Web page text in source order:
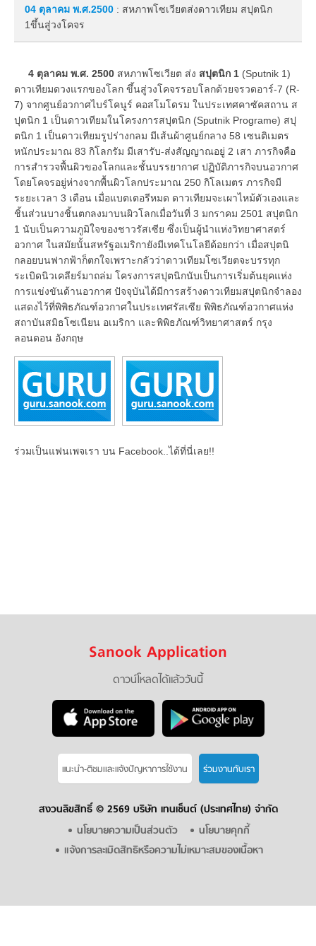
04 ตุลาคม พ.ศ.2500 : สหภาพโซเวียตส่งดาวเทียม สปุตนิก
1ขึ้นสู่วงโคจร
4 ตุลาคม พ.ศ. 2500 สหภาพโซเวียต ส่ง สปุตนิก 1 (Sputnik 1)
ดาวเทียมดวงแรกของโลก ขึ้นสู่วงโคจรรอบโลกด้วยจรวดอาร์-7 (R-
7) จากศูนย์อวกาศไบร์โคนูร์ คอสโมโดรม ในประเทศคาซัคสถาน ส
ปุตนิก 1 เป็นดาวเทียมในโครงการสปุตนิก (Sputnik Programe) สปุ
ตนิก 1 เป็นดาวเทียมรูปร่างกลม มีเส้นผ้าศูนย์กลาง 58 เซนติเมตร
หนักประมาณ 83 กิโลกรัม มีเสารับ-ส่งสัญญาณอยู่ 2 เสา ภารกิจคือ
การสำรวจพื้นผิวของโลกและชั้นบรรยากาศ ปฏิบัติภารกิจบนอวกาศ
โดยโคจรอยู่ห่างจากพื้นผิวโลกประมาณ 250 กิโลเมตร ภารกิจมี
ระยะเวลา 3 เดือน เมื่อแบตเตอรีหมด ดาวเทียมจะเผาไหม้ตัวเองและ
ชิ้นส่วนบางชิ้นตกลงมาบนผิวโลกเมื่อวันที่ 3 มกราคม 2501 สปุตนิก
1 นับเป็นความภูมิใจของชาวรัสเซีย ซึ่งเป็นผู้นำแห่งวิทยาศาสตร์
อวกาศ ในสมัยนั้นสหรัฐอเมริกายังมีเทคโนโลยีด้อยกว่า เมื่อสปุตนิ
กลอยบนฟากฟ้าก็ตกใจเพราะกลัวว่าดาวเทียมโซเวียตจะบรรทุก
ระเบิดนิวเคลียร์มาถล่ม โครงการสปุตนิกนับเป็นการเริ่มต้นยุคแห่ง
การแข่งขันด้านอวกาศ ปัจจุบันได้มีการสร้างดาวเทียมสปุตนิกจำลอง
แสดงไว้ที่พิพิธภัณฑ์อวกาศในประเทศรัสเซีย พิพิธภัณฑ์อวกาศแห่ง
สถาบันสมิธโซเนียน อเมริกา และพิพิธภัณฑ์วิทยาศาสตร์ กรุง
ลอนดอน อังกฤษ
ร่วมเป็นแฟนเพจเรา บน Facebook..ได้ที่นี่เลย!!
Sanook Application
ดาวน์โหลดได้แล้ววันนี้
แนะนำ-ติชมเเละแจ้งปัญหาการใช้งาน ร่วมงานกับเรา
สงวนลิขสิทธิ์ © 2569 บริษัท เทนเซ็นต์ (ประเทศไทย) จำกัด
นโยบายความเป็นส่วนตัว
นโยบายคุกกี้
แจ้งการละเมิดสิทธิหรือความไม่เหมาะสมของเนื้อหา